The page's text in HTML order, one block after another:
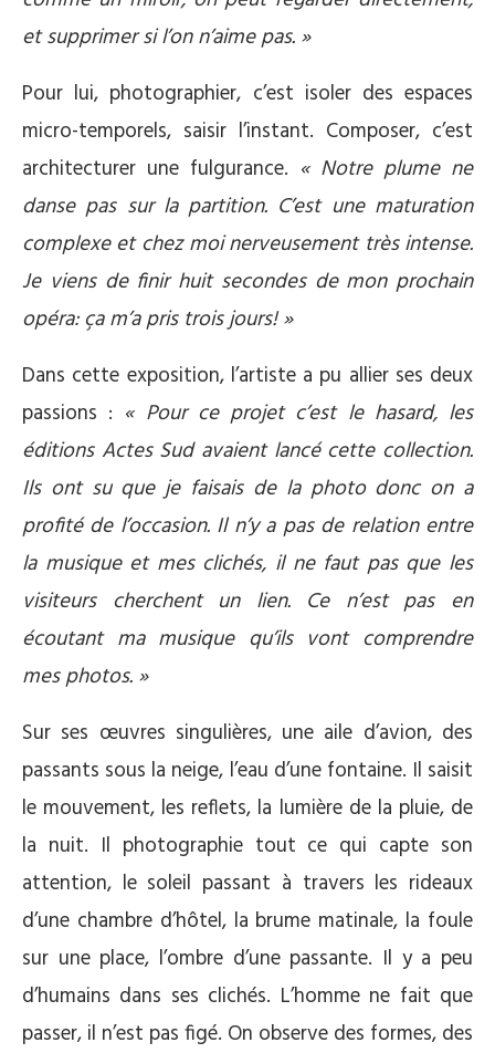
et supprimer si l’on n’aime pas. »
Pour lui, photographier, c’est isoler des espaces
micro-temporels, saisir l’instant. Composer, c’est
architecturer une fulgurance. « Notre plume ne
danse pas sur la partition. C’est une maturation
complexe et chez moi nerveusement très intense.
Je viens de finir huit secondes de mon prochain
opéra: ça m’a pris trois jours! »
Dans cette exposition, l’artiste a pu allier ses deux
passions : « Pour ce projet c’est le hasard, les
éditions Actes Sud avaient lancé cette collection.
Ils ont su que je faisais de la photo donc on a
profité de l’occasion. Il n’y a pas de relation entre
la musique et mes clichés, il ne faut pas que les
visiteurs cherchent un lien. Ce n’est pas en
écoutant ma musique qu’ils vont comprendre
mes photos. »
Sur ses œuvres singulières, une aile d’avion, des
passants sous la neige, l’eau d’une fontaine. Il saisit
le mouvement, les reflets, la lumière de la pluie, de
la nuit. Il photographie tout ce qui capte son
attention, le soleil passant à travers les rideaux
d’une chambre d’hôtel, la brume matinale, la foule
sur une place, l’ombre d’une passante. Il y a peu
d’humains dans ses clichés. L’homme ne fait que
passer, il n’est pas figé. On observe des formes, des